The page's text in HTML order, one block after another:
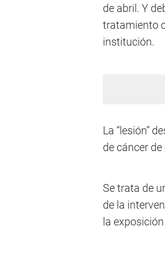
de abril. Y
tratamiento
institución.
La “lesión”
de cáncer
Se trata de
de la
la exposición